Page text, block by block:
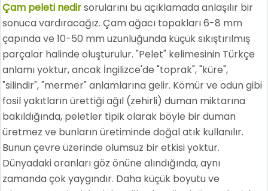
Çam peleti nedirsorularını bu açıklamada anlaşılır bir
sonuca vardıracağız. Çam ağacı topakları 6-8 mm
çapında ve 10-50 mm uzunluğunda küçük sıkıştırılmış
parçalar halinde oluşturulur. "Pelet" kelimesinin Türkçe
anlamı yoktur, ancak İngilizce'de "toprak", "küre",
"silindir", "mermer" anlamlarına gelir. Kömür ve odun gibi
fosil yakıtların ürettiği ağıl (zehirli) duman miktarına
bakıldığında, peletler tipik olarak böyle bir duman
üretmez ve bunların üretiminde doğal atık kullanılır.
Bunun çevre üzerinde olumsuz bir etkisi yoktur.
Dünyadaki oranları göz önüne alındığında, aynı
zamanda çok yaygındır. Daha küçük boyutu ve